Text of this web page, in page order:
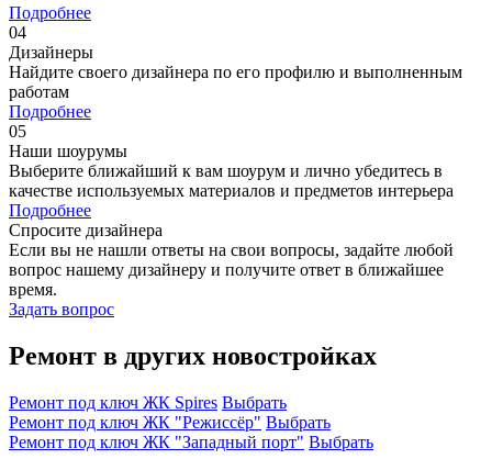
Подробнее
04
Дизайнеры
Найдите своего дизайнера по его профилю и выполненным
работам
Подробнее
05
Наши шоурумы
Выберите ближайший к вам шоурум и лично убедитесь в
качестве используемых материалов и предметов интерьера
Подробнее
Спросите дизайнера
Если вы не нашли ответы на свои вопросы, задайте любой
вопрос нашему дизайнеру и получите ответ в ближайшее
время.
Задать вопрос
Ремонт в других новостройках
Ремонт под ключ ЖК Spires Выбрать
Ремонт под ключ ЖК "Режиссёр" Выбрать
Ремонт под ключ ЖК "Западный порт" Выбрать